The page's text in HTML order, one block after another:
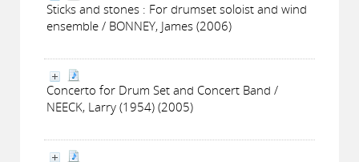
Sticks and stones : For drumset soloist and wind
ensemble / BONNEY, James (2006)
Concerto for Drum Set and Concert Band /
NEECK, Larry (1954) (2005)